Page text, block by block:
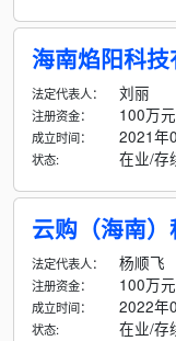
海南焰阳科
法定代表人： 刘丽
注册资金： 100万元
成立时间： 2021年
状态: 在业/存
云购（海南
法定代表人： 杨顺飞
注册资金： 100万元
成立时间： 2022年
状态: 在业/存